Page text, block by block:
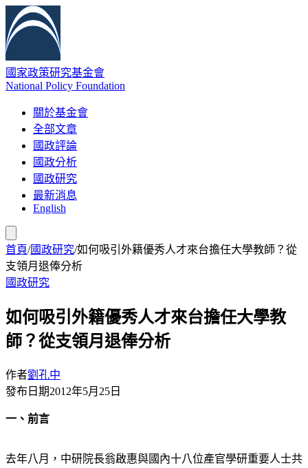
國家政策研究基金會
National Policy Foundation
關於基金會
全部文章
國政評論
國政分析
國政研究
最新消息
English
首頁/國政研究/如何吸引外籍優秀人才來台擔任大學教師？從
支領月退俸分析
國政研究
如何吸引外籍優秀人才來台擔任大學教
師？從支領月退俸分析
作者劉孔中
發布日期2012年5月25日
一、 前言
去年八月，中研院長翁啟惠與國內十八位產官學研重要人士共